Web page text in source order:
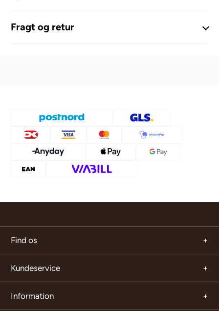
Fragt og retur
Find os
Kundeservice
Information